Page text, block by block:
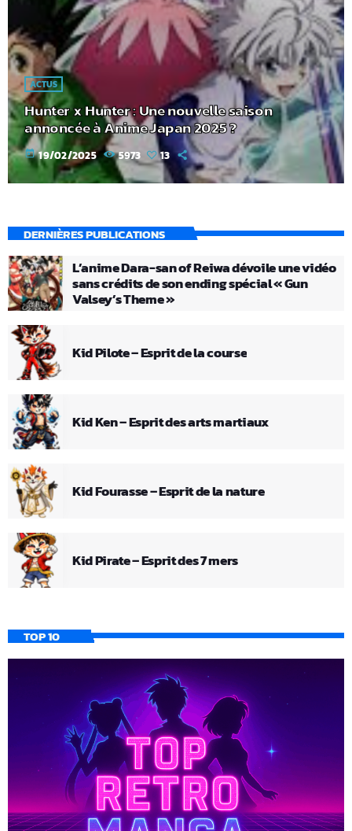
ACTUS
Hunter x Hunter : Une nouvelle saison
annoncée à Anime Japan 2025 ?
today 19/02/2025 5973 13
DERNIÈRES PUBLICATIONS
L’anime Dara-san of Reiwa dévoile une vidéo
sans crédits de son ending spécial « Gun
Valsey’s Theme »
Kid Pilote – Esprit de la course
Kid Ken – Esprit des arts martiaux
Kid Fourasse – Esprit de la nature
Kid Pirate – Esprit des 7 mers
TOP 10